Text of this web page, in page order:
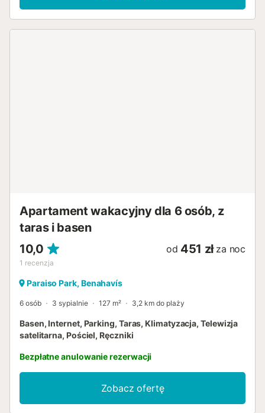
Apartament wakacyjny dla 6 osób, z
taras i basen
10,0
1 recenzja
od 451 zł za noc
Paraiso Park, Benahavís
6 osób 3 sypialnie 127 m² 3,2 km do plaży
Basen, Internet, Parking, Taras, Klimatyzacja, Telewizja
satelitarna, Pościel, Ręczniki
Bezpłatne anulowanie rezerwacji
Zobacz ofertę